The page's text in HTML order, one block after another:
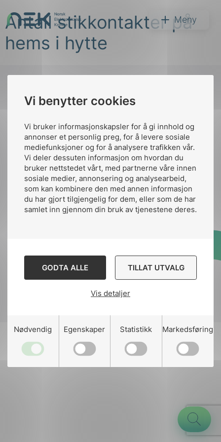
Vi benytter cookies
Vi bruker informasjonskapsler for å gi innhold og
annonser et personlig preg, for å levere sosiale
mediefunksjoner og for å analysere trafikken vår.
Vi deler dessuten informasjon om hvordan du
bruker nettstedet vårt, med partnerne våre innen
sosiale medier, annonsering og analysearbeid,
som kan kombinere den med annen informasjon
du har gjort tilgjengelig for dem, eller som de har
samlet inn gjennom din bruk av tjenestene deres.
GODTA ALLE TILLAT UTVALG
Vis detaljer
Nødvendig Egenskaper Statistikk Markedsføring
innhold
NEK Meny
Søk
Antall stikkontakter på
hems i hytte
Kontakt oss
Ansatte
nek@nek.no
Kontakt
Bruk av Cookies
Designed and developed
Stem Agency
toppen